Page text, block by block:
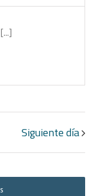
Siguiente día